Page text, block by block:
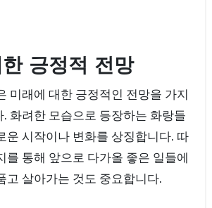
긍정적 전망
미래에 대한 긍정적인 전망을 가지
화려한 모습으로 등장하는 화랑들
운 시작이나 변화를 상징합니다. 따
를 통해 앞으로 다가올 좋은 일들에
고 살아가는 것도 중요합니다.